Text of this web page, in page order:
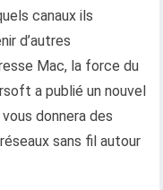
canaux ils
d’autres
Mac, la force du
a publié un nouvel
donnera des
sans fil autour